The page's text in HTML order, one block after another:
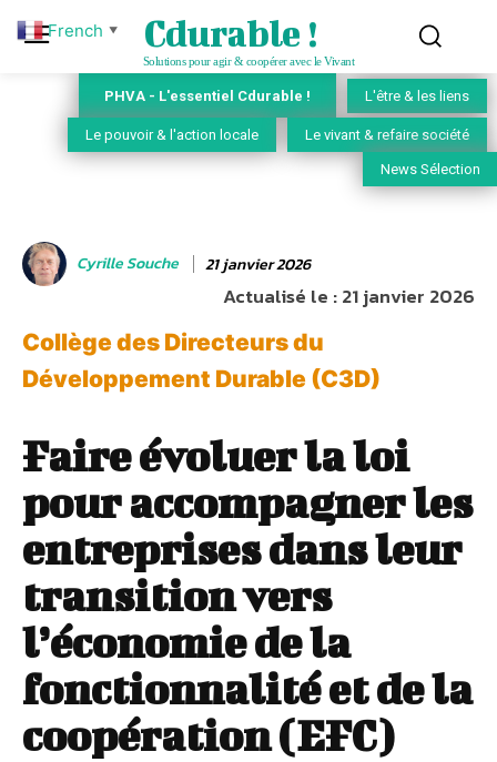
Cdurable !
Solutions pour agir & coopérer avec le Vivant
PHVA - L'essentiel Cdurable ! L'être & les liens
Le pouvoir & l'action locale Le vivant & refaire société
News Sélection
Cyrille Souche 21 janvier 2026
Actualisé le :21 janvier 2026
Collège des Directeurs du
Développement Durable (C3D)
Faire évoluer la loi
pour accompagner les
entreprises dans leur
transition vers
l’économie de la
fonctionnalité et de la
coopération (EFC)
French ▼